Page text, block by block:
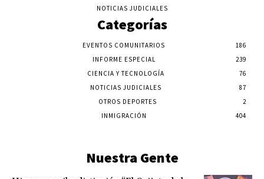
NOTICIAS JUDICIALES
Categorías
EVENTOS COMUNITARIOS
186
INFORME ESPECIAL
239
CIENCIA Y TECNOLOGÍA
76
NOTICIAS JUDICIALES
87
OTROS DEPORTES
2
INMIGRACIÓN
404
Nuestra Gente